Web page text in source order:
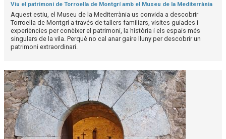
Viu el patrimoni de Torroella de Montgrí amb el Museu de la Mediterrània
Aquest estiu, el Museu de la Mediterrània us convida a descobrir
Torroella de Montgrí a través de tallers familiars, visites guiades i
experiències per conèixer el patrimoni, la història i els espais més
singulars de la vila. Perquè no cal anar gaire lluny per descobrir un
patrimoni extraordinari.